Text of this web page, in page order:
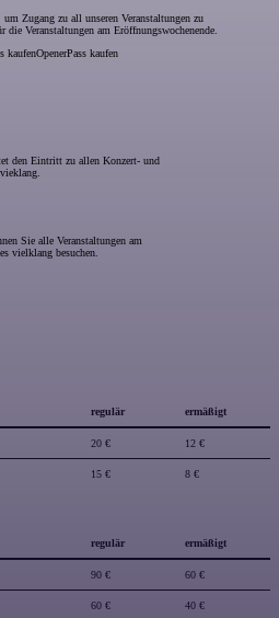
Zugang zu all unseren Veranstaltungen zu
die Veranstaltungen am Eröffnungswochenende.
kaufenOpenerPass kaufen
den Eintritt zu allen Konzert- und
Sie alle Veranstaltungen am
vielklang besuchen.
regulär ermäßigt
20 € 12 €
15 € 8 €
regulär ermäßigt
90 € 60 €
60 € 40 €